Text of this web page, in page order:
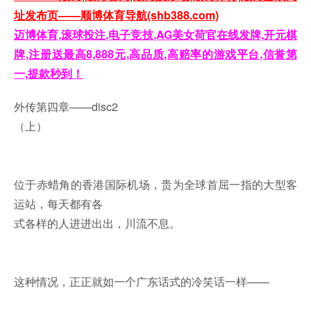
址发布页——顺博体育导航(shb388.com)
迈博体育,滚球投注,电子竞技,AG美女荷官在线发牌,开元棋
牌,注册送最高8,888元,高品质,高赔率的游戏平台,信誉第
一,提款秒到！
外传第四章——disc2
（上）
位于赤蜡角的香港国际机场，贵为全球首屈一指的大型客
运站，每天都有各
式各样的人进进出出，川流不息。
这种情况，正正就如一个广东话式的冷笑话一样——